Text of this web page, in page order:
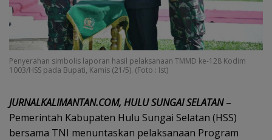
Penyerahan simbolis laporan hasil pelaksanaan TMMD ke-128 Kodim
1003/HSS pada Bupati, Kamis (21/5). (Foto : Ist)
JURNALKALIMANTAN.COM, HULU SUNGAI SELATAN–
Pemerintah Kabupaten Hulu Sungai Selatan (HSS)
bersama TNI menuntaskan pelaksanaan Program